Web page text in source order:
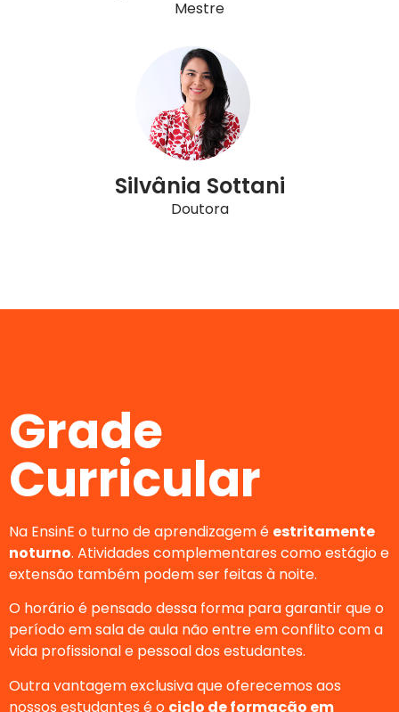
Mestre
Silvânia Sottani
Doutora
Grade
Curricular
Na EnsinE o turno de aprendizagem é estritamente
noturno. Atividades complementares como estágio e
extensão também podem ser feitas à noite.
O horário é pensado dessa forma para garantir que o
período em sala de aula não entre em conflito com a
vida profissional e pessoal dos estudantes.
Outra vantagem exclusiva que oferecemos aos
nossos estudantes é o ciclo de formação em